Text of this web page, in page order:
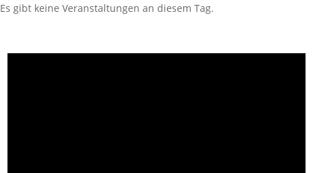
Es gibt keine Veranstaltungen an diesem Tag.